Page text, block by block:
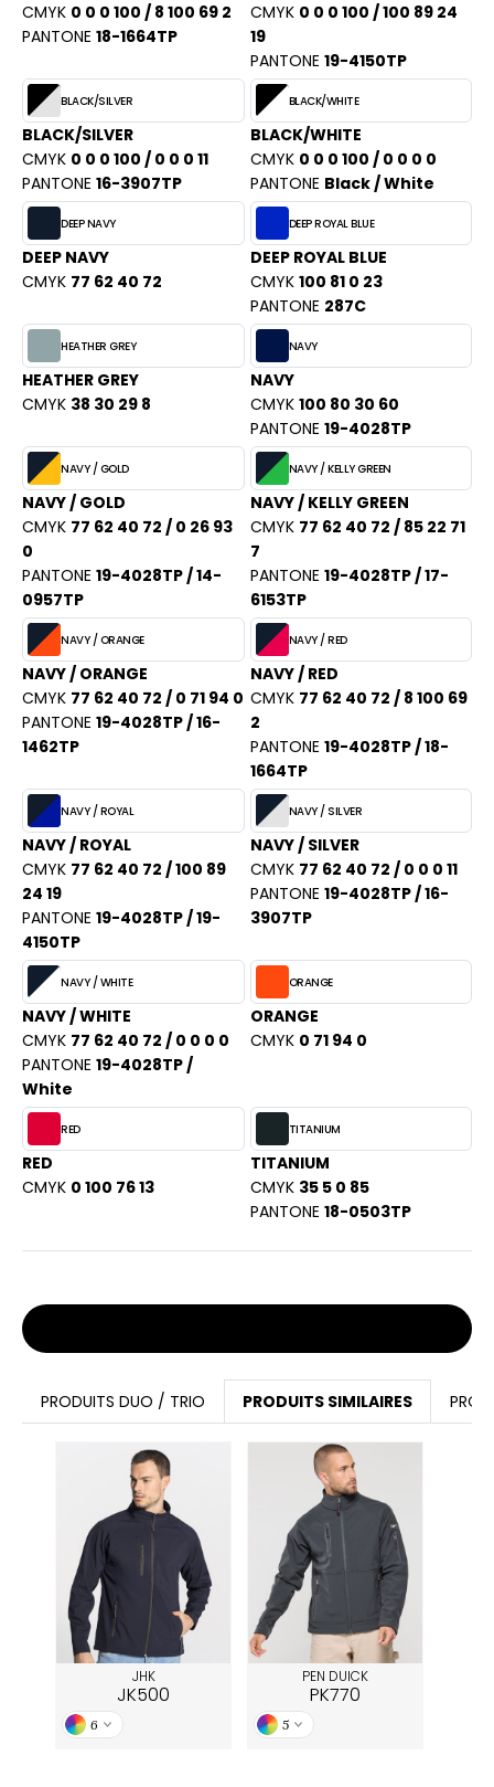
CMYK 0 0 0 100 / 8 100 69 2
PANTONE 18-1664TP
CMYK 0 0 0 100 / 100 89 24
19
PANTONE 19-4150TP
BLACK/SILVER
BLACK/SILVER
CMYK 0 0 0 100 / 0 0 0 11
PANTONE 16-3907TP
BLACK/WHITE
BLACK/WHITE
CMYK 0 0 0 100 / 0 0 0 0
PANTONE Black / White
DEEP NAVY
DEEP NAVY
CMYK 77 62 40 72
DEEP ROYAL BLUE
DEEP ROYAL BLUE
CMYK 100 81 0 23
PANTONE 287C
HEATHER GREY
HEATHER GREY
CMYK 38 30 29 8
NAVY
NAVY
CMYK 100 80 30 60
PANTONE 19-4028TP
NAVY / GOLD
NAVY / GOLD
CMYK 77 62 40 72 / 0 26 93
0
PANTONE 19-4028TP / 14-
0957TP
NAVY / KELLY GREEN
NAVY / KELLY GREEN
CMYK 77 62 40 72 / 85 22 71
7
PANTONE 19-4028TP / 17-
6153TP
NAVY / ORANGE
NAVY / ORANGE
CMYK 77 62 40 72 / 0 71 94 0
PANTONE 19-4028TP / 16-
1462TP
NAVY / RED
NAVY / RED
CMYK 77 62 40 72 / 8 100 69
2
PANTONE 19-4028TP / 18-
1664TP
NAVY / ROYAL
NAVY / ROYAL
CMYK 77 62 40 72 / 100 89
24 19
PANTONE 19-4028TP / 19-
4150TP
NAVY / SILVER
NAVY / SILVER
CMYK 77 62 40 72 / 0 0 0 11
PANTONE 19-4028TP / 16-
3907TP
NAVY / WHITE
NAVY / WHITE
CMYK 77 62 40 72 / 0 0 0 0
PANTONE 19-4028TP /
White
ORANGE
ORANGE
CMYK 0 71 94 0
RED
RED
CMYK 0 100 76 13
TITANIUM
TITANIUM
CMYK 35 5 0 85
PANTONE 18-0503TP
PRODUITS DUO / TRIO PRODUITS SIMILAIRES
JHK
JK500
6
PEN DUICK
PK770
5